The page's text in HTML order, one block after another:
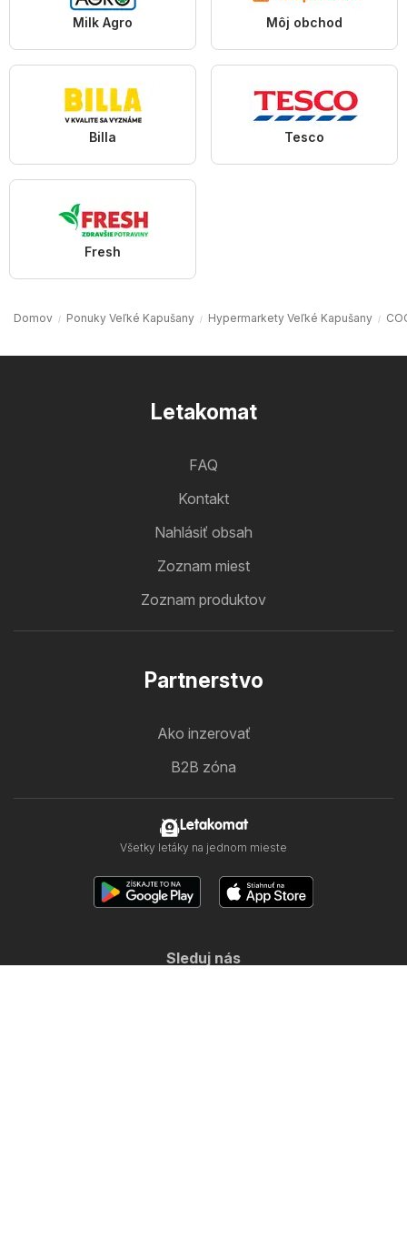
Milk Agro Môj obchod
Billa Tesco
Fresh
Domov Ponuky Veľké Kapušany Hypermarkety Veľké Kapušany
Letakomat
FAQ
Kontakt
Nahlásiť obsah
Zoznam miest
Zoznam produktov
Partnerstvo
Ako inzerovať
B2B zóna
Letakomat
Všetky letáky na jednom mieste
Sleduj nás